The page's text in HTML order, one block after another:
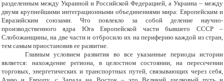
разделенным между Украиной и Российской Федерацией, а Украина – между
двумя крупнейшими интеграционными объединениями мира: Европейским и
Евразийским союзами. Что повлекло за собой деление научно-
производственного ядра Юга Европейской части бывшего СССР –
Слобожанщины, на две части и отбросило их на периферию каждой из стран,
тем самым приостановив ее развитие.
Главным условием развития во все указанные периоды истории
является: нахождение региона, в целостном состоянии, на пересечении
торговых, энергетических и транспортных путей, связывающих через себя,